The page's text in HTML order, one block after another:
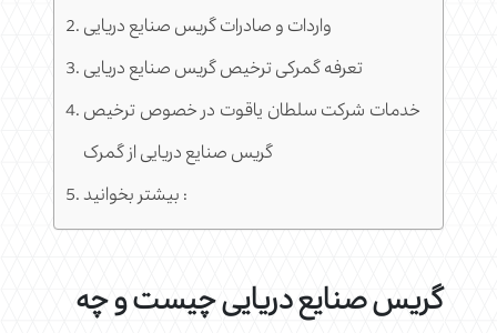
واردات و صادرات گریس صنایع دریایی
تعرفه گمرکی ترخیص گریس صنایع دریایی
خدمات شرکت سلطان یاقوت در خصوص ترخیص
گریس صنایع دریایی از گمرک
بیشتر بخوانید :
گریس صنایع دریایی چیست و چه